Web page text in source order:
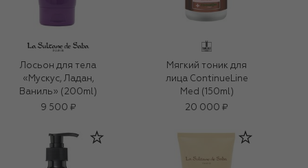
Лосьон для тела
«Мускус, Ладан,
Ваниль» (200ml)
9 500 ₽
Мягкий тоник для
лица ContinueLine
Med (150ml)
20 000 ₽